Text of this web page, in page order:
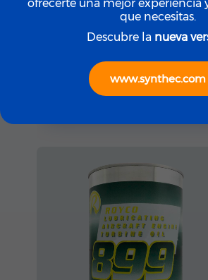
ROYCO LGF (Yellow)
ofrecerte una mejor experiencia
que necesitas.
Descubre la nueva
www.synthec.com